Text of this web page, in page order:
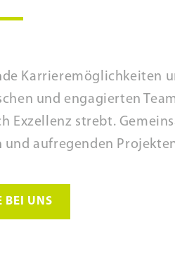
Karrieremöglichkeiten
und engagierten
Exzellenz strebt.
aufregenden
BEI UNS